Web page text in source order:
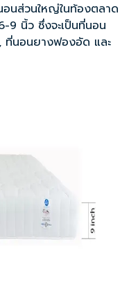
อนส่วนใหญ่ในท้องตลาด
9 นิ้ว ซึ่งจะเป็นที่นอน
ที่นอนยางฟองอัด และ